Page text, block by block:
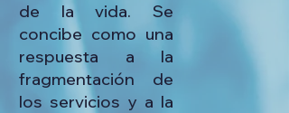
de la vida. Se
concibe como una
respuesta a la
fragmentación de
los servicios y a la